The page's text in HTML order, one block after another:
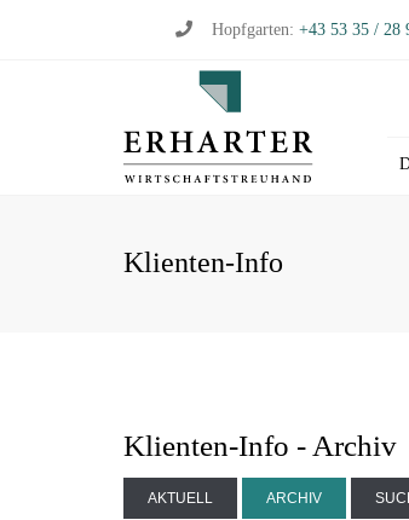
Hopfgarten: +43 53 35 / 28
Klienten-Info
Klienten-Info - Archiv
AKTUELL ARCHIV